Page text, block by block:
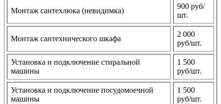
Монтаж сантехлюка (невидимка)
900 руб/
шт.
Монтаж сантехнического шкафа
2 000
руб/шт.
Установка и подключение стиральной
машины
1 500
руб/шт.
Установка и подключение посудомоечной
машины
1 500
руб/шт.